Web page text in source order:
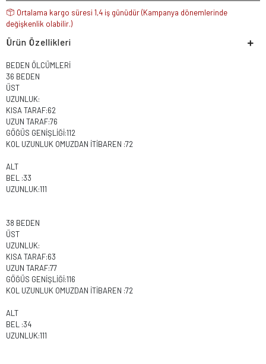
Ortalama kargo süresi 1,4 iş günüdür (Kampanya dönemlerinde
değişkenlik olabilir.)
Ürün Özellikleri
BEDEN ÖLCÜMLERİ
36 BEDEN
ÜST
UZUNLUK:
KISA TARAF:62
UZUN TARAF:76
GÖĞÜS GENİŞLİĞİ:112
KOL UZUNLUK OMUZDAN İTİBAREN :72
ALT
BEL :33
UZUNLUK:111
38 BEDEN
ÜST
UZUNLUK:
KISA TARAF:63
UZUN TARAF:77
GÖĞÜS GENİŞLİĞİ:116
KOL UZUNLUK OMUZDAN İTİBAREN :72
ALT
BEL :34
UZUNLUK:111